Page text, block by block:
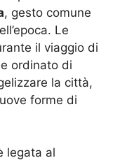
, gesto comune
Le
il viaggio di
ordinato di
la città,
forme di
legata al